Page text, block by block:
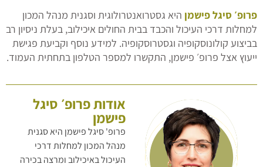
פרופ׳ סיגל פישמן היא גסטרואנטרולוגית וסגנית מנהל המכון
למחלות דרכי העיכול והכבד בבית החולים איכילוב, בעלת ניסיון רב
בביצוע קולונוסקופיה וגסטרוסקופיה. למידע נוסף וקביעת פגישת
ייעוץ אצל פרופ׳ פישמן, התקשרו למספר הטלפון בתחתית העמוד.
אודות פרופ׳ סיגל
פישמן
פרופ' סיגל פישמן היא סגנית
מנהל המכון למחלות דרכי
העיכול באיכילוב ומרצה בכירה